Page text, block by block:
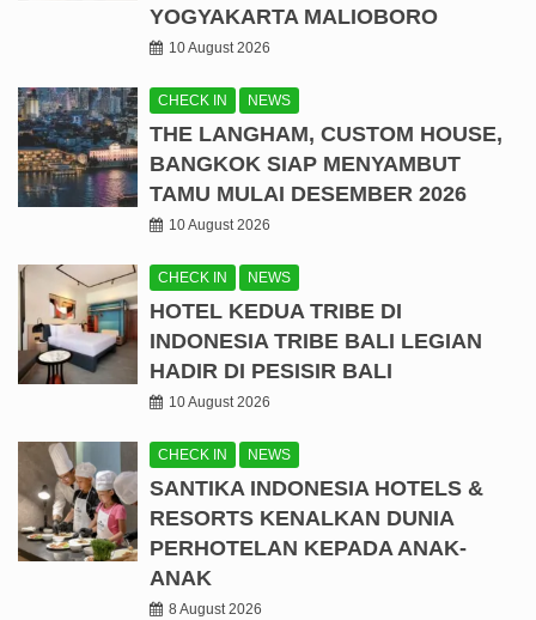
YOGYAKARTA MALIOBORO
10 August 2026
CHECK IN NEWS
THE LANGHAM, CUSTOM HOUSE,
BANGKOK SIAP MENYAMBUT
TAMU MULAI DESEMBER 2026
10 August 2026
CHECK IN NEWS
HOTEL KEDUA TRIBE DI
INDONESIA TRIBE BALI LEGIAN
HADIR DI PESISIR BALI
10 August 2026
CHECK IN NEWS
SANTIKA INDONESIA HOTELS &
RESORTS KENALKAN DUNIA
PERHOTELAN KEPADA ANAK-
ANAK
8 August 2026